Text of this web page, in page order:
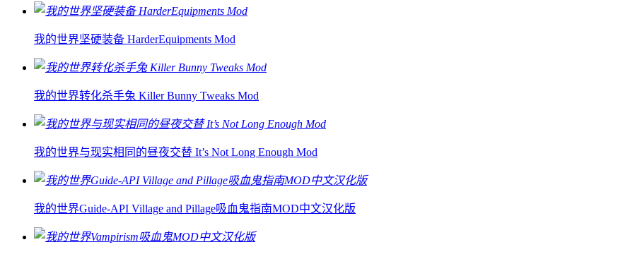
我的世界坚硬装备 HarderEquipments Mod
我的世界转化杀手兔 Killer Bunny Tweaks Mod
我的世界与现实相同的昼夜交替 It’s Not Long Enough Mod
我的世界Guide-API Village and Pillage吸血鬼指南MOD中文汉化版